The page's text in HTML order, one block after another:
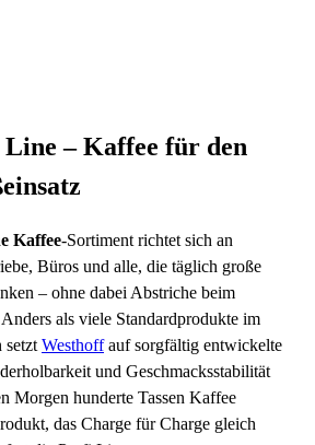
– Kaffee für den
Kaffee-Sortiment richtet sich an
Büros und alle, die täglich große
– ohne dabei Abstriche beim
als viele Standardprodukte im
setzt Westhoffauf sorgfältig entwickelte
und Geschmacksstabilität
Morgen hunderte Tassen Kaffee
das Charge für Charge gleich